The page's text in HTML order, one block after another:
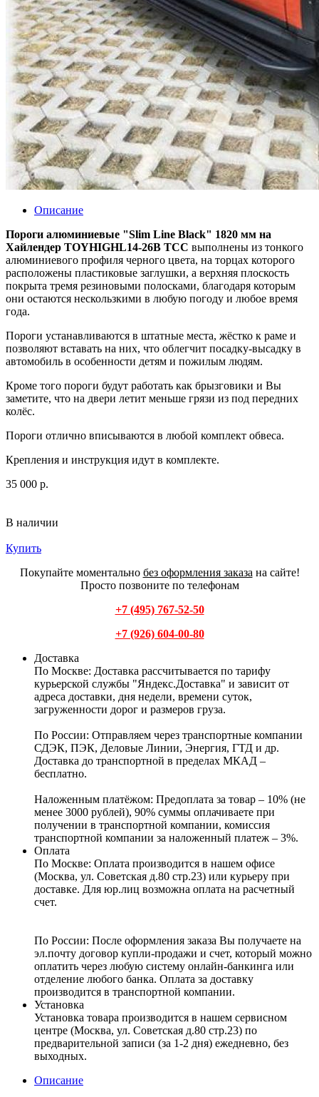
Описание
Пороги алюминиевые "Slim Line Black" 1820 мм на
Хайлендер TOYHIGHL14-26B ТСС выполнены из тонкого
алюминиевого профиля черного цвета, на торцах которого
расположены пластиковые заглушки, а верхняя плоскость
покрыта тремя резиновыми полосками, благодаря которым
они остаются нескользкими в любую погоду и любое время
года.
Пороги устанавливаются в штатные места, жёстко к раме и
позволяют вставать на них, что облегчит посадку-высадку в
автомобиль в особенности детям и пожилым людям.
Кроме того пороги будут работать как брызговики и Вы
заметите, что на двери летит меньше грязи из под передних
колёс.
Пороги отлично вписываются в любой комплект обвеса.
Крепления и инструкция идут в комплекте.
35 000 р.
В наличии
Купить
Покупайте моментально без оформления заказа на сайте!
Просто позвоните по телефонам
+7 (495) 767-52-50
+7 (926) 604-00-80
Доставка
По Москве: Доставка рассчитывается по тарифу
курьерской службы "Яндекс.Доставка" и зависит от
адреса доставки, дня недели, времени суток,
загруженности дорог и размеров груза.
По России: Отправляем через транспортные компании
СДЭК, ПЭК, Деловые Линии, Энергия, ГТД и др.
Доставка до транспортной в пределах МКАД –
бесплатно.
Наложенным платёжом: Предоплата за товар – 10% (не
менее 3000 рублей), 90% суммы оплачиваете при
получении в транспортной компании, комиссия
транспортной компании за наложенный платеж – 3%.
Оплата
По Москве: Оплата производится в нашем офисе
(Москва, ул. Советская д.80 стр.23) или курьеру при
доставке. Для юр.лиц возможна оплата на расчетный
счет.
По России: После оформления заказа Вы получаете на
эл.почту договор купли-продажи и счет, который можно
оплатить через любую систему онлайн-банкинга или
отделение любого банка. Оплата за доставку
производится в транспортной компании.
Установка
Установка товара производится в нашем сервисном
центре (Москва, ул. Советская д.80 стр.23) по
предварительной записи (за 1-2 дня) ежедневно, без
выходных.
Описание